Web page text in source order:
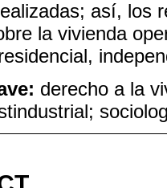
así, los
la vivienda
derecho a la